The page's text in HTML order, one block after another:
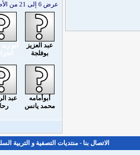
عرض 6 إلى 21 من الأصدقاء
عبد العزيز
بوفلجة
أبوأمامه
محمد يانس
عبد
الاتصال بنا - منتديات التصفية و التربية